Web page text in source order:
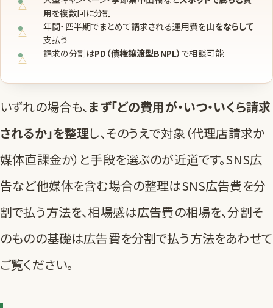
用を複数回に分割
年間・四半期でまとめて請求される運用費を山をならして
支払う
請求の分割はPD（債権譲渡型BNPL） で相談可能
いずれの場合も、まず「どの費用が・いつ・いくら請求
されるか」を整理し、そのうえで対象（代理店請求か
媒体直課金か）と手段を選ぶのが近道です。SNS広
告など他媒体を含む場合の整理はSNS広告費を分
割で払う方法を、相場感は広告費の相場を、分割そ
のものの基礎は広告費を分割で払う方法をあわせて
ご覧ください。